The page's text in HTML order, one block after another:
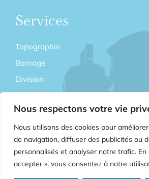
Nous respectons votre vie
Nous utilisons des cookies pour
de navigation, diffuser des publicités ou
personnalisés et analyser notre trafic. En
accepter », vous consentez à notre
Services
Topographie
Bornage
Division
Copropriété
Relevés 3D et Architecturaux
Maîtrise d’œuvre VRD
Expertise
Lexique